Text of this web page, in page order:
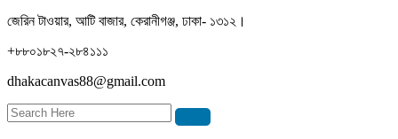
জেরিন টাওয়ার, আটি বাজার, কেরানীগঞ্জ, ঢাকা- ১৩১২।
+৮৮০১৮২৭-২৮৪১১১
dhakacanvas88@gmail.com